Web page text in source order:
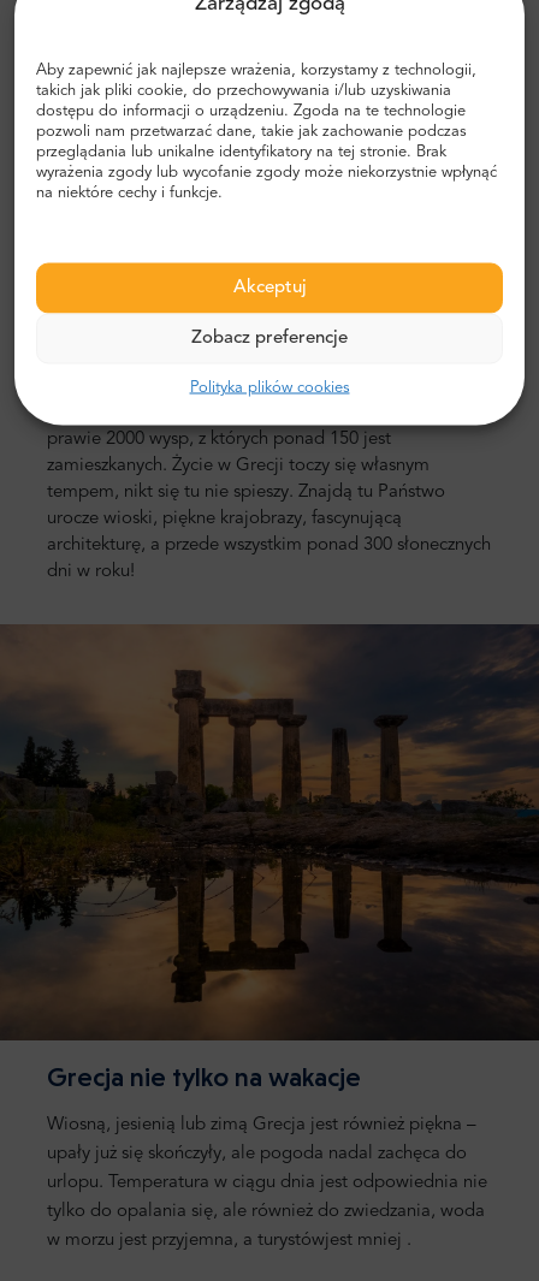
Aby zapewnić jak najlepsze wrażenia, korzystamy z technologii,
takich jak pliki cookie, do przechowywania i/lub uzyskiwania
dostępu do informacji o urządzeniu. Zgoda na te technologie
pozwoli nam przetwarzać dane, takie jak zachowanie podczas
przeglądania lub unikalne identyfikatory na tej stronie. Brak
wyrażenia zgody lub wycofanie zgody może niekorzystnie wpłynąć
na niektóre cechy i funkcje.
Akceptuj
Zobacz preferencje
Polityka plików cookies
Grecja dla każdego
Grecja to klucz do niezapomnianych wakacji. Kraj
słońca, bogatej historii, przyciągających wzrok
zabytków i pysznego jedzenia. Doskonały cel podróży
zarówno na rodzinne wakacje, jak i
romantyczną
parasola na plaży.
Grecja i jej różnorodność
wystarczająco dużo miejsca dla każdego, ponieważ
prawie 2000 wysp, z których ponad 150 jest
zamieszkanych. Życie w Grecji toczy się własnym
tempem, nikt się tu nie spieszy. Znajdą tu Państwo
urocze wioski, piękne krajobrazy, fascynującą
architekturę, a przede wszystkim ponad 300 słonecznych
dni w roku!
Grecja nie tylko na wakacje
Wiosną, jesienią lub zimą Grecja jest również piękna –
upały już się skończyły, ale pogoda nadal zachęca do
urlopu.
Temperatura w ciągu dnia jest odpowiednia nie
tylko do opalania się, ale również do zwiedzania, woda
w morzu jest przyjemna , a turystówjest mniej .